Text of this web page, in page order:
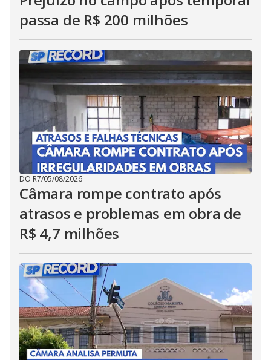
passa de R$ 200 milhões
DO R7/05/08/2026
Câmara rompe contrato após
atrasos e problemas em obra de
R$ 4,7 milhões